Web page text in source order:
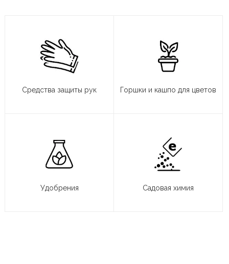
Средства защиты рук Горшки и кашпо для цветов
Удобрения Садовая химия